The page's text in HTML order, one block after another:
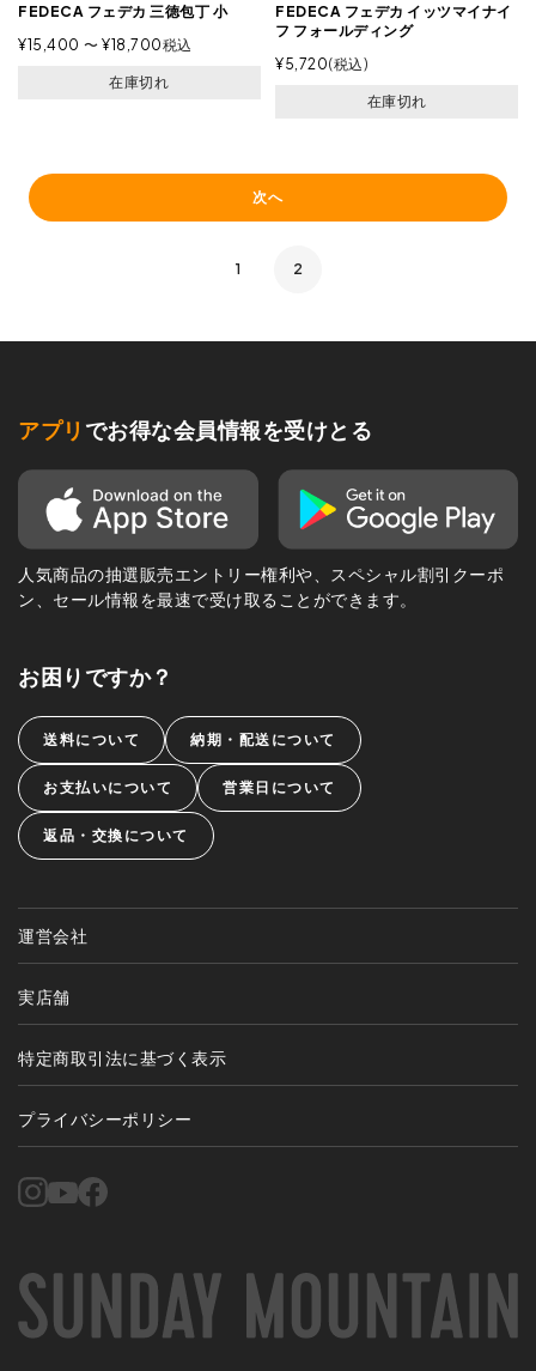
FEDECA フェデカ 三徳包丁 小
¥15,400 〜 ¥18,700税込
在庫切れ
FEDECA フェデカ イッツマイナイ
フ フォールディング
¥5,720 税込
在庫切れ
次へ
1 2
アプリ でお得な会員情報を受けとる
人気商品の抽選販売エントリー権利や、スペシャル割引クーポ
ン、セール情報を最速で受け取ることができます。
お困りですか？
送料について 納期・配送について
お支払いについて 営業日について
返品・交換について
運営会社
実店舗
特定商取引法に基づく表示
プライバシーポリシー